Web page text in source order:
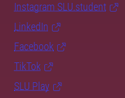
Instagram SLU.student
LinkedIn
Facebook
TikTok
SLU Play